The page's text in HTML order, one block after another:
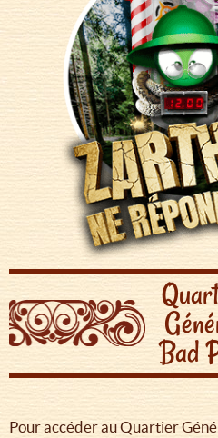
Bad
Pour accéder au Quartier